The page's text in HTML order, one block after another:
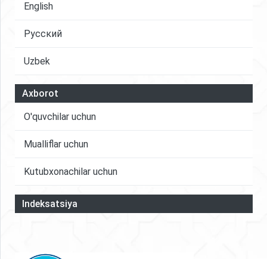
English
Русский
Uzbek
Axborot
O'quvchilar uchun
Mualliflar uchun
Kutubxonachilar uchun
Indeksatsiya